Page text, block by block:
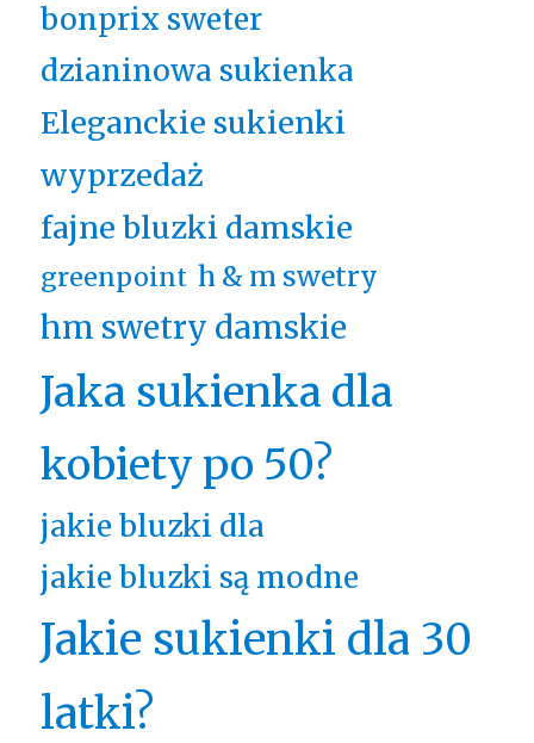
bonprix sweter
dzianinowa sukienka
Eleganckie sukienki
wyprzedaż
fajne bluzki damskie
greenpoint h & m swetry
hm swetry damskie
Jaka sukienka dla
kobiety po 50?
jakie bluzki dla
jakie bluzki są modne
Jakie sukienki dla 30
latki?